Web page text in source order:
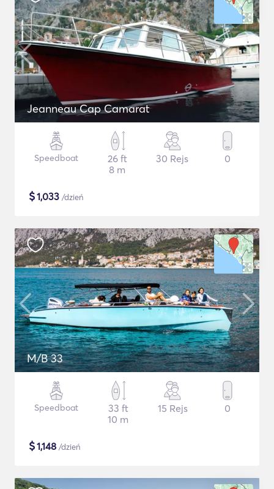
Jeanneau Cap Camarat
Speedboat
26 ft
8 m
30 Rejs 0
$1,033 /dzień
M/B 33
Speedboat
33 ft
10 m
15 Rejs 0
$1,148 /dzień